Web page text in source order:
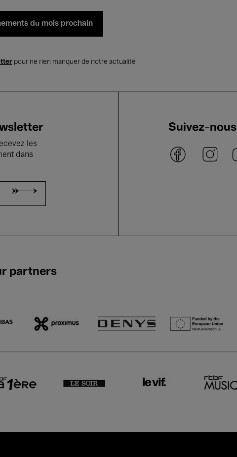
du mois prochain
pour ne rien manquer de notre actualité
les
dans
Suivez-nous
partners